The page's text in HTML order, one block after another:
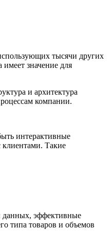
тысячи других
значение для
и архитектура
компании.
интерактивные
клиентами. Такие
данных, эффективные
типа товаров и объемов